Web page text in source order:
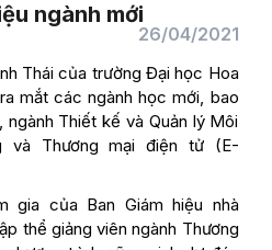
ngành mới
26/04/2021
Thái của trường Đại học Hoa
mắt các ngành học mới, bao
Thiết kế và Quản lý Môi
và Thương mại điện tử (E-
gia của Ban Giám hiệu nhà
thể giảng viên ngành Thương